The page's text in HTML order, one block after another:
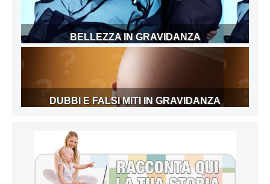
BELLEZZA IN GRAVIDANZA
DUBBI E FALSI MITI IN GRAVIDANZA